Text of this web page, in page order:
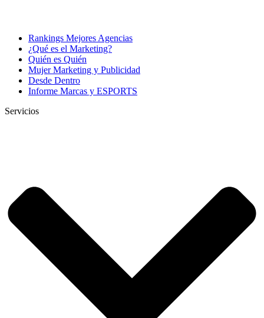
Rankings Mejores Agencias
¿Qué es el Marketing?
Quién es Quién
Mujer Marketing y Publicidad
Desde Dentro
Informe Marcas y ESPORTS
Servicios